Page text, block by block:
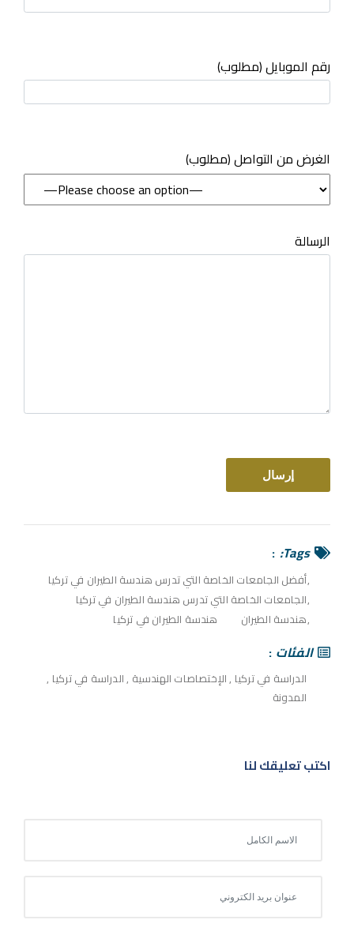
رقم الموبايل (مطلوب)
(مطلوب) الغرض من التواصل
الرسالة
Tags:
أفضل الجامعات الخاصة التي تدرس هندسة الطيران في تركيا
الجامعات الخاصة التي تدرس هندسة الطيران في تركيا
هندسة الطيران
هندسة الطيران في تركيا
الفئات
الدراسة في تركيا ,الإختصاصات الهندسية ,الدراسة في تركيا ,
المدونة
اكتب تعليقك لنا